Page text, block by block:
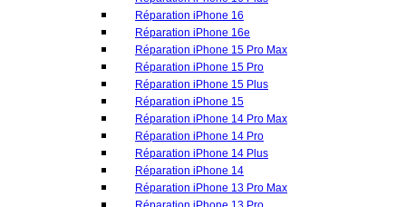
Réparation iPhone 14 Plus
Réparation iPhone 14
Réparation iPhone 13 Pro Max
Réparation iPhone 13 Pro
Réparation iPhone 13
Réparation iPhone 13 Mini
Réparation iPhone 12 Pro Max
Réparation iPhone 12 Pro
Réparation iPhone 12
Réparation iPhone 12 Mini
Réparation iPhone 11 Pro Max
Réparation iPhone 11 Pro